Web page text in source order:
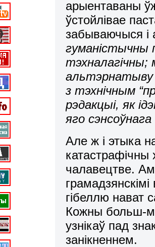
арыентаваны
ўстойлівае
забываючыся і
гуманістычны
тэхналагічны;
альтэрнатыву
з тэхнічным
рэдакцыі, як
яго
Але ж і этыка
катастрафічны
чалавецтве.
гібеллю нават
Кожны больш-
узнікаў пад
занікненнем.